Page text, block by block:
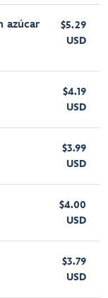
azúcar
$5.29
USD
$4.19
USD
$3.99
USD
$4.00
USD
$3.79
USD